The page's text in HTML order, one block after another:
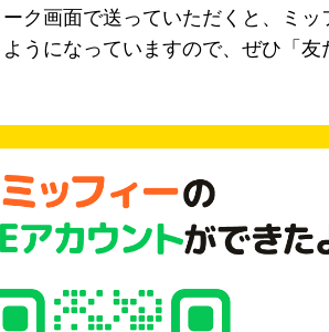
ク画面で送っていただくと、ミッ
うになっていますので、ぜひ「友